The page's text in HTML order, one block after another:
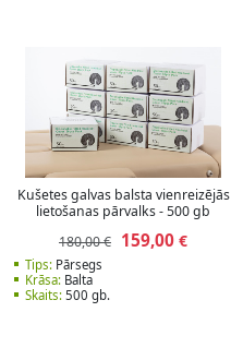
Kušetes galvas balsta vienreizējās
lietošanas pārvalks - 500 gb
180,00 € 159,00 €
Tips:Pārsegs
Krāsa:Balta
Skaits:500 gb.